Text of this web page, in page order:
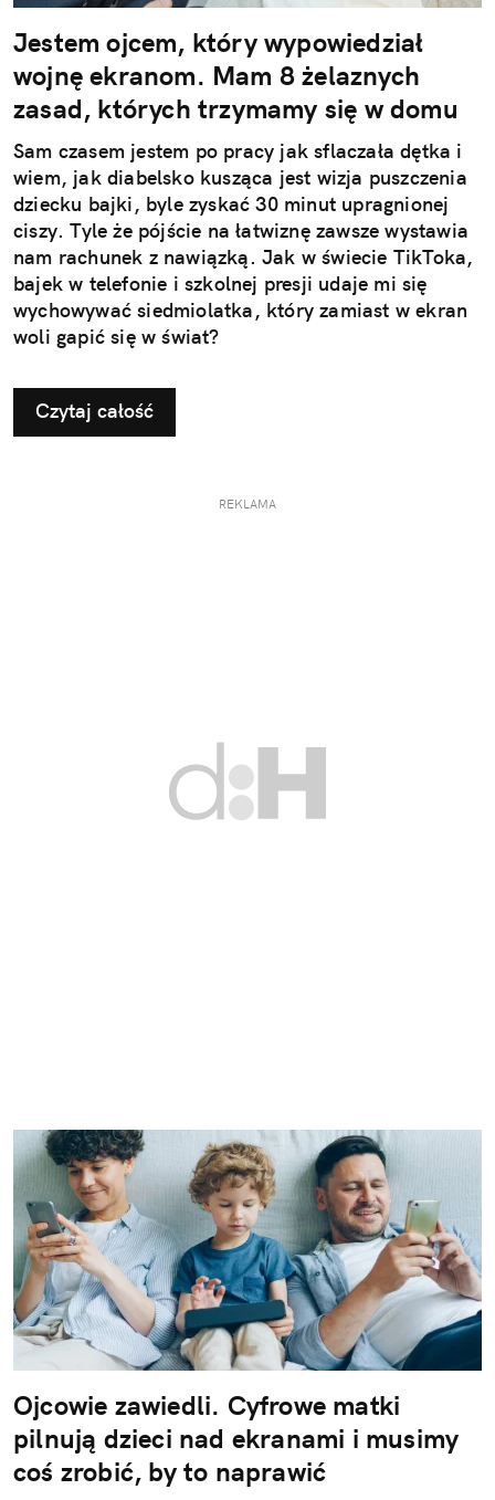
Jestem ojcem, który wypowiedział
wojnę ekranom. Mam 8 żelaznych
zasad, których trzymamy się w domu
Sam czasem jestem po pracy jak sflaczała dętka i
wiem, jak diabelsko kusząca jest wizja puszczenia
dziecku bajki, byle zyskać 30 minut upragnionej
ciszy. Tyle że pójście na łatwiznę zawsze wystawia
nam rachunek z nawiązką. Jak w świecie TikToka,
bajek w telefonie i szkolnej presji udaje mi się
wychowywać siedmiolatka, który zamiast w ekran
woli gapić się w świat?
Czytaj całość
REKLAMA
Ojcowie zawiedli. Cyfrowe matki
pilnują dzieci nad ekranami i musimy
coś zrobić, by to naprawić